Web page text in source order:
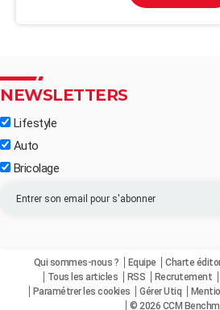
NEWSLETTERS
Lifestyle
Auto
Bricolage
Qui sommes-nous ? Equipe Charte
Tous les articles
RSS Recrutement
Paramétrer les cookies
Gérer Utiq
© 2026 CCM